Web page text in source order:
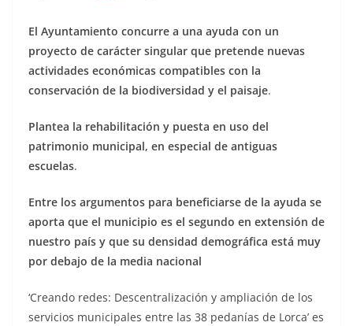
El Ayuntamiento concurre a una ayuda con un
proyecto de carácter singular que pretende nuevas
actividades económicas compatibles con la
conservación de la biodiversidad y el paisaje.
Plantea la rehabilitación y puesta en uso del
patrimonio municipal, en especial de antiguas
escuelas.
Entre los argumentos para beneficiarse de la ayuda se
aporta que el municipio es el segundo en extensión de
nuestro país y que su densidad demográfica está muy
por debajo de la media nacional
‘Creando redes: Descentralización y ampliación de los
servicios municipales entre las 38 pedanías de Lorca’ es